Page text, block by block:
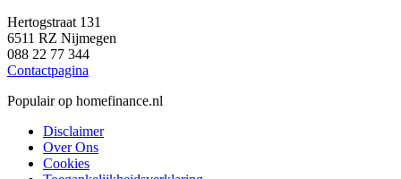
Hertogstraat 131
6511 RZ Nijmegen
088 22 77 344
Contactpagina
Populair op homefinance.nl
Disclaimer
Over Ons
Cookies